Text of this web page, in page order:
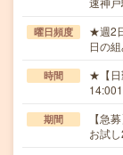
曜日頻度
★週2
日の
時間
★【日
期間
【急
お試